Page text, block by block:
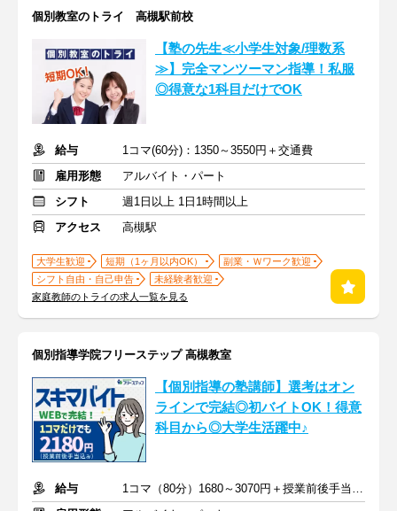
個別教室のトライ 高槻駅前校
【塾の先生≪小学生対象/理数系
≫】完全マンツーマン指導！私服
◎得意な1科目だけでOK
給与
1コマ(60分)：1350～3550円＋交通費
雇用形態
アルバイト・パート
シフト
週1日以上 1日1時間以上
アクセス
高槻駅
大学生歓迎 短期（1ヶ月以内OK）
副業・Ｗワーク歓迎
シフト自由・自己申告
未経験者歓迎
家庭教師のトライの求人一覧を見る
個別指導学院フリーステップ 高槻教室
【個別指導の塾講師】選考はオン
ラインで完結◎初バイトOK！得意
科目から◎大学生活躍中♪
給与
1コマ（80分）1680～3070円＋授業前後手当500円＋交通費全額支給